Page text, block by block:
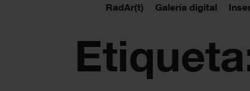
RadAr(t) Galería digital